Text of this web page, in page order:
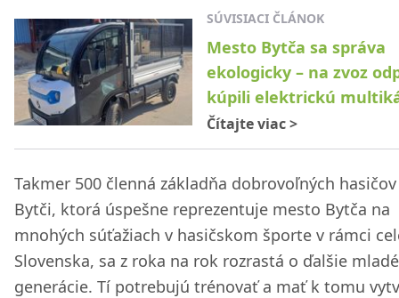
SÚVISIACI ČLÁNOK
Mesto Bytča sa správa
ekologicky – na zvoz
kúpili elektrickú
Čítajte viac>
Takmer 500 členná základňa dobrovoľných
Bytči, ktorá úspešne reprezentuje mesto Bytča na
mnohých súťažiach v hasičskom športe v rámci
Slovenska, sa z roka na rok rozrastá o ďalšie mladé
generácie. Tí potrebujú trénovať a mať k tomu